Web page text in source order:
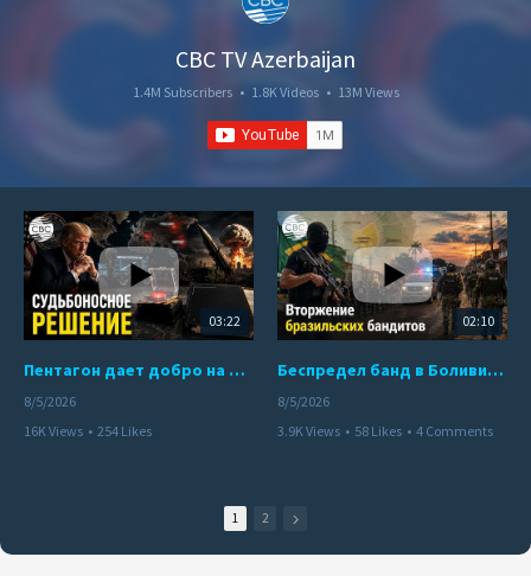
CBC TV Azerbaijan
1.4M Subscribers • 1.8K Videos • 13M Views
03:22
Пентагон дает добро на ядерный удар по противникам США
8/5/2026
16K Views • 254 Likes
02:10
Беспредел банд в Боливии. Расправы над наркоторговцами
8/5/2026
3.9K Views • 58 Likes • 4 Comments
1 2